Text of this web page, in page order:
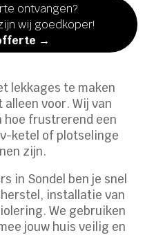
ontvangen?
wij goedkoper!
→
lekkages te maken
voor. Wij van
frustrerend een
ketel of plotselinge
zijn.
in Sondel ben je snel
installatie van
We gebruiken
jouw huis veilig en